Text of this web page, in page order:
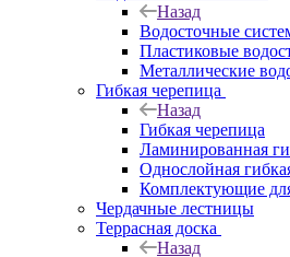
Назад
Водосточные
Пластиковые
Металлические
Гибкая черепица
Назад
Гибкая черепица
Ламинированная
Однослойная
Комплектующие
Чердачные лестницы
Террасная доска
Назад